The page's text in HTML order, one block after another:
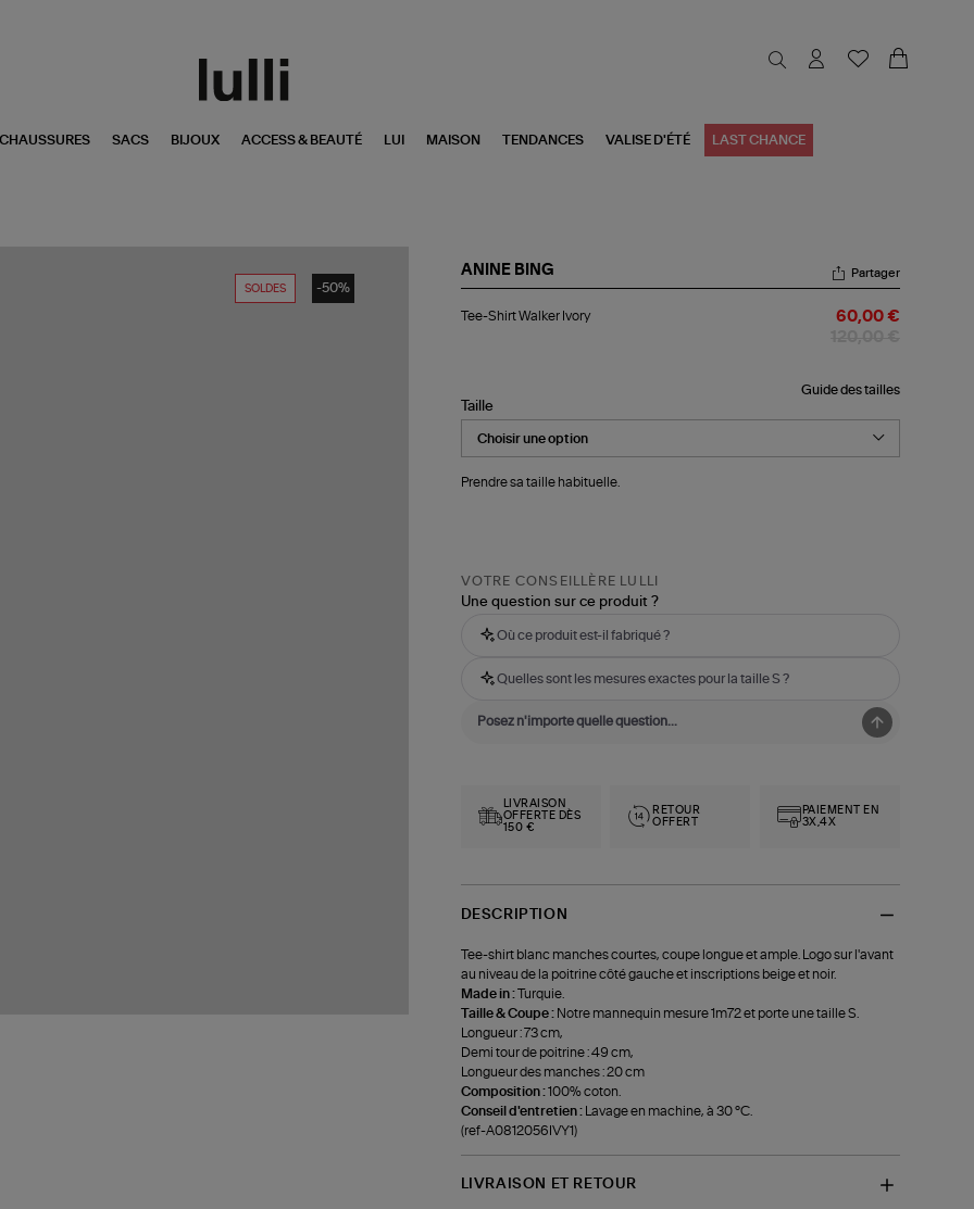
CHAUSSURES SACS BIJOUX ACCESS & BEAUTÉ LUI MAISON TENDANCES VALISE D'ÉTÉ LAST CHANCE
SOLDES -50%
ANINE BING
Shirt
Partager
Tee-Shirt Walker Ivory 60,00 €
Guide des tailles
Taille
Prendre sa taille habituelle.
VOTRE CONSEILLÈRE LULLI
Une question sur ce produit ?
Où ce produit est-il fabriqué ?
Quelles sont les mesures exactes pour la taille S ?
LIVRAISON
OFFERTE DÈS
150 €
RETOUR
OFFERT
PAIEMENT EN
3X,4X
DESCRIPTION
Tee-shirt blanc manches courtes, coupe longue et ample. Logo sur l'avant
au niveau de la poitrine côté gauche et inscriptions beige et noir.
Made in :Turquie.
Taille & Coupe : Notre mannequin mesure 1m72 et porte une taille S.
Longueur : 73 cm,
Demi tour de poitrine : 49 cm,
Longueur des manches : 20 cm
Composition :100% coton.
Conseil d'entretien :
Lavage en machine, à 30 °C.
(ref-A0812056IVY1)
LIVRAISON ET RETOUR